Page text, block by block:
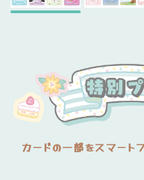
カードの一部をスマート